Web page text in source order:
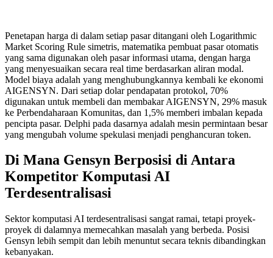
Penetapan harga di dalam setiap pasar ditangani oleh Logarithmic
Market Scoring Rule simetris, matematika pembuat pasar otomatis
yang sama digunakan oleh pasar informasi utama, dengan harga
yang menyesuaikan secara real time berdasarkan aliran modal.
Model biaya adalah yang menghubungkannya kembali ke ekonomi
AIGENSYN. Dari setiap dolar pendapatan protokol, 70%
digunakan untuk membeli dan membakar AIGENSYN, 29% masuk
ke Perbendaharaan Komunitas, dan 1,5% memberi imbalan kepada
pencipta pasar. Delphi pada dasarnya adalah mesin permintaan besar
yang mengubah volume spekulasi menjadi penghancuran token.
Di Mana Gensyn Berposisi di Antara
Kompetitor Komputasi AI
Terdesentralisasi
Sektor komputasi AI terdesentralisasi sangat ramai, tetapi proyek-
proyek di dalamnya memecahkan masalah yang berbeda. Posisi
Gensyn lebih sempit dan lebih menuntut secara teknis dibandingkan
kebanyakan.